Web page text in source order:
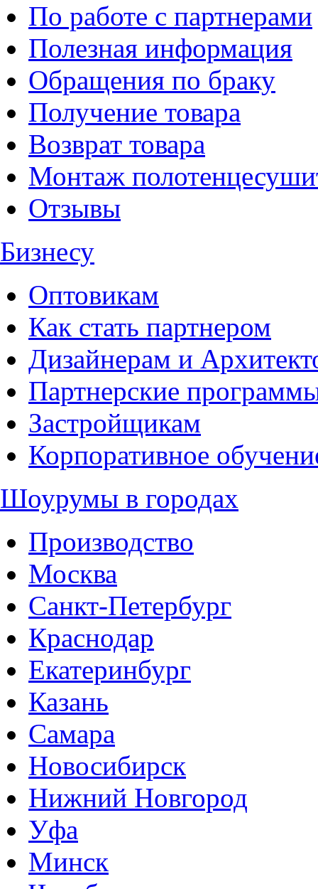
По работе с партнерами
Полезная информация
Обращения по браку
Получение товара
Возврат товара
Монтаж
Отзывы
Бизнесу
Оптовикам
Как стать партнером
Дизайнерам и
Партнерские
Застройщикам
Корпоративное
Шоурумы в городах
Производство
Москва
Санкт-Петербург
Краснодар
Екатеринбург
Казань
Самара
Новосибирск
Нижний Новгород
Уфа
Минск